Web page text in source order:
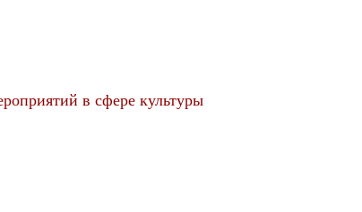
в сфере культуры